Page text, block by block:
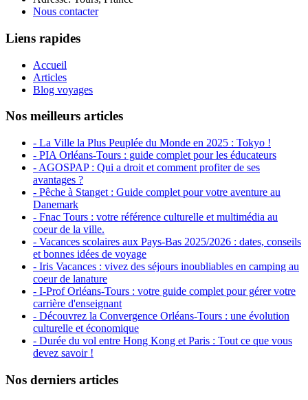
Nous contacter
Liens rapides
Accueil
Articles
Blog voyages
Nos meilleurs articles
- La Ville la Plus Peuplée du Monde en 2025 : Tokyo !
- PIA Orléans-Tours : guide complet pour les éducateurs
- AGOSPAP : Qui a droit et comment profiter de ses
avantages ?
- Pêche à Stanget : Guide complet pour votre aventure au
Danemark
- Fnac Tours : votre référence culturelle et multimédia au
coeur de la ville.
- Vacances scolaires aux Pays-Bas 2025/2026 : dates, conseils
et bonnes idées de voyage
- Iris Vacances : vivez des séjours inoubliables en camping au
coeur de lanature
- I-Prof Orléans-Tours : votre guide complet pour gérer votre
carrière d'enseignant
- Découvrez la Convergence Orléans-Tours : une évolution
culturelle et économique
- Durée du vol entre Hong Kong et Paris : Tout ce que vous
devez savoir !
Nos derniers articles